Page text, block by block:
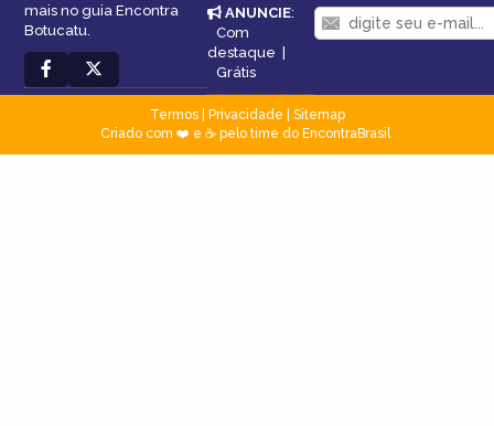
mais no guia Encontra
Botucatu.
ANUNCIE:
Com
destaque |
Grátis
Termos| Privacidade
Sitemap
Criado com ❤️ e ☕ pelo time do EncontraBrasil